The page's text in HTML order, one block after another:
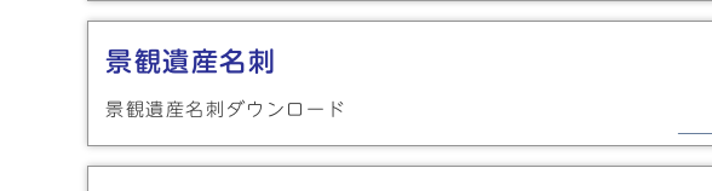
景観遺産名刺
景観遺産名刺ダウンロード